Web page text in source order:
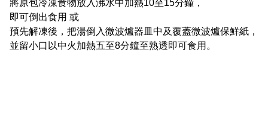
將原包冷凍食物放入沸水中加熱10至15分鐘，
即可倒出食用 或
預先解凍後，把湯倒入微波爐器皿中及覆蓋微波爐保鮮紙，
並留小口以中火加熱五至8分鐘至熟透即可食用。